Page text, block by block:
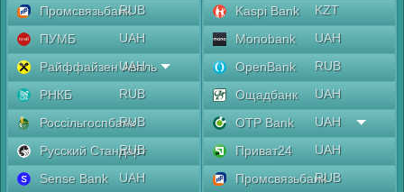
ПромсвязьбанкRUB
ПУМБ
UAH
Райффайзен Аваль
UAH
РНКБ
RUB
Россільгоспбанк
RUB
Русский Стандарт
RUB
Sense Bank
UAH
Kaspi Bank
KZT
Monobank
UAH
OpenBank
RUB
Ощадбанк
UAH
OTP Bank
UAH
Приват24
UAH
ПромсвязьбанкRUB